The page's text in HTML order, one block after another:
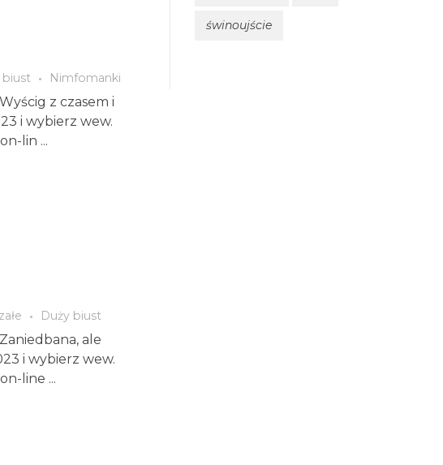
biust Nimfomanki
z czasem i
i wybierz wew.
lin ...
Duży biust
ale
i wybierz wew.
line ...
świnoujście